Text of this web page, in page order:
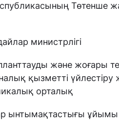
Төтенше
министрлігі
және жоғары
қызметті үйлестіру
орталық
ынтымақтастығы ұйымы